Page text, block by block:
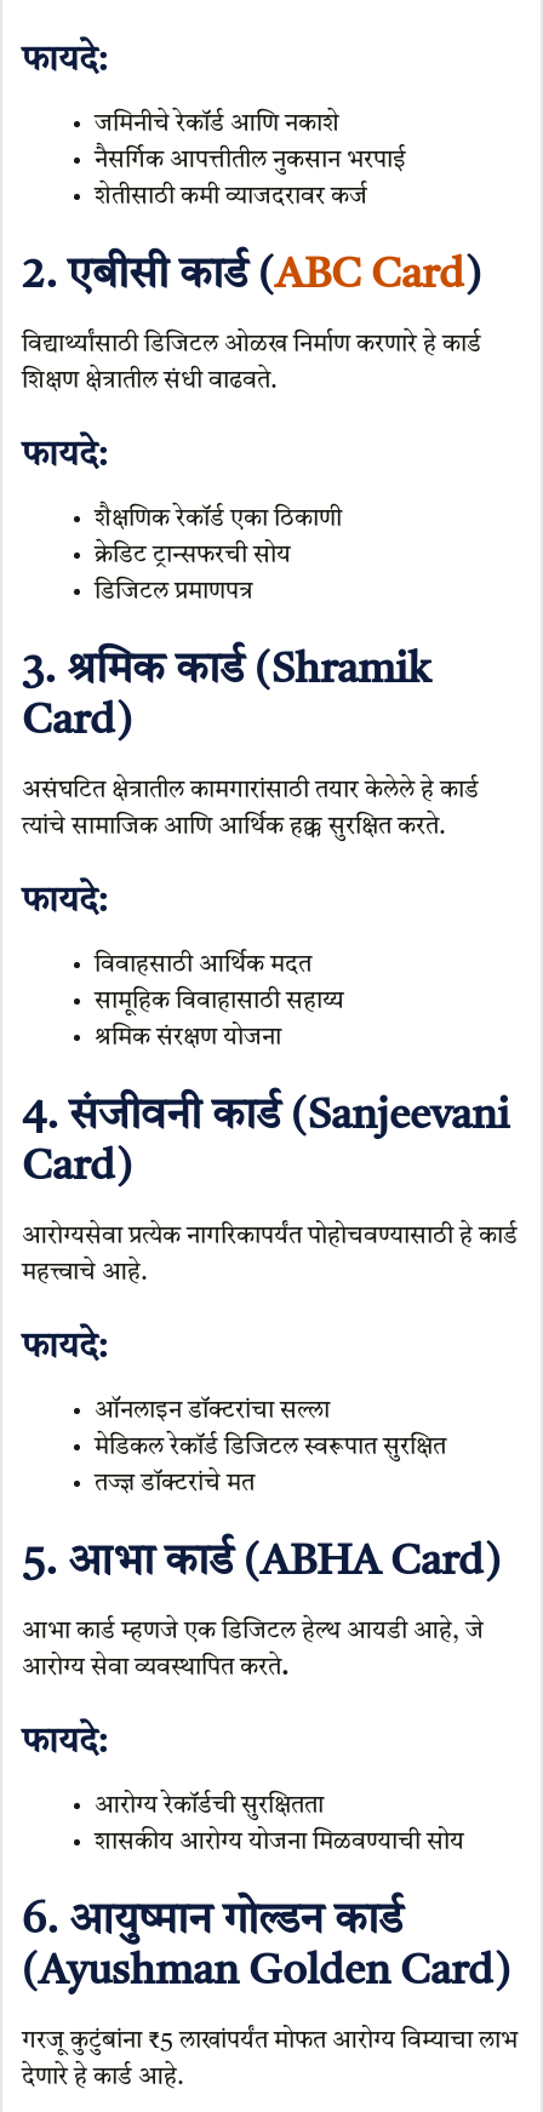
फायदे:
जमिनीचे रेकॉर्ड आणि नकाशे
नैसर्गिक आपत्तीतील नुकसान भरपाई
शेतीसाठी कमी व्याजदरावर कर्ज
2. एबीसी कार्ड (ABC Card)
विद्यार्थ्यांसाठी डिजिटल ओळख निर्माण करणारे हे कार्ड
शिक्षण क्षेत्रातील संधी वाढवते.
फायदे:
शैक्षणिक रेकॉर्ड एका ठिकाणी
क्रेडिट ट्रान्सफरची सोय
डिजिटल प्रमाणपत्र
3. श्रमिक कार्ड (Shramik
Card)
असंघटित क्षेत्रातील कामगारांसाठी तयार केलेले हे कार्ड
त्यांचे सामाजिक आणि आर्थिक हक्क सुरक्षित करते.
फायदे:
विवाहसाठी आर्थिक मदत
सामूहिक विवाहासाठी सहाय्य
श्रमिक संरक्षण योजना
4. संजीवनी कार्ड (Sanjeevani
Card)
आरोग्यसेवा प्रत्येक नागरिकापर्यंत पोहोचवण्यासाठी हे कार्ड
महत्त्वाचे आहे.
फायदे:
ऑनलाइन डॉक्टरांचा सल्ला
मेडिकल रेकॉर्ड डिजिटल स्वरूपात सुरक्षित
तज्ज्ञ डॉक्टरांचे मत
5. आभा कार्ड (ABHA Card)
आभा कार्ड म्हणजे एक डिजिटल हेल्थ आयडी आहे, जे
आरोग्य सेवा व्यवस्थापित करते.
फायदे:
आरोग्य रेकॉर्डची सुरक्षितता
शासकीय आरोग्य योजना मिळवण्याची सोय
6. आयुष्मान गोल्डन कार्ड
(Ayushman Golden Card)
गरजू कुटुंबांना ₹5 लाखांपर्यंत मोफत आरोग्य विम्याचा लाभ
देणारे हे कार्ड आहे.